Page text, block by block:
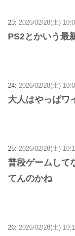
23: 2026/02/28(土)
PS2とかいう最
24: 2026/02/28(土)
大人はやっぱワ
25: 2026/02/28(土)
普段ゲームして
てんのかね
26: 2026/02/28(土)